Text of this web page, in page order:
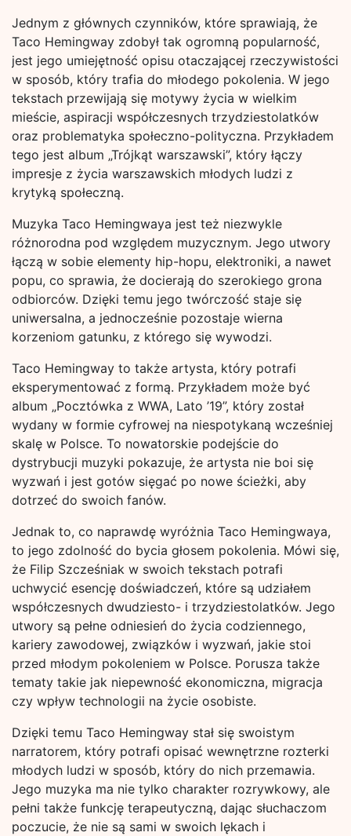
Jednym z głównych czynników, które sprawiają, że
Taco Hemingway zdobył tak ogromną popularność,
jest jego umiejętność opisu otaczającej rzeczywistości
w sposób, który trafia do młodego pokolenia. W jego
tekstach przewijają się motywy życia w wielkim
mieście, aspiracji współczesnych trzydziestolatków
oraz problematyka społeczno-polityczna. Przykładem
tego jest album „Trójkąt warszawski”, który łączy
impresje z życia warszawskich młodych ludzi z
krytyką społeczną.
Muzyka Taco Hemingwaya jest też niezwykle
różnorodna pod względem muzycznym. Jego utwory
łączą w sobie elementy hip-hopu, elektroniki, a nawet
popu, co sprawia, że docierają do szerokiego grona
odbiorców. Dzięki temu jego twórczość staje się
uniwersalna, a jednocześnie pozostaje wierna
korzeniom gatunku, z którego się wywodzi.
Taco Hemingway to także artysta, który potrafi
eksperymentować z formą. Przykładem może być
album „Pocztówka z WWA, Lato ’19”, który został
wydany w formie cyfrowej na niespotykaną wcześniej
skalę w Polsce. To nowatorskie podejście do
dystrybucji muzyki pokazuje, że artysta nie boi się
wyzwań i jest gotów sięgać po nowe ścieżki, aby
dotrzeć do swoich fanów.
Jednak to, co naprawdę wyróżnia Taco Hemingwaya,
to jego zdolność do bycia głosem pokolenia. Mówi się,
że Filip Szcześniak w swoich tekstach potrafi
uchwycić esencję doświadczeń, które są udziałem
współczesnych dwudziesto- i trzydziestolatków. Jego
utwory są pełne odniesień do życia codziennego,
kariery zawodowej, związków i wyzwań, jakie stoi
przed młodym pokoleniem w Polsce. Porusza także
tematy takie jak niepewność ekonomiczna, migracja
czy wpływ technologii na życie osobiste.
Dzięki temu Taco Hemingway stał się swoistym
narratorem, który potrafi opisać wewnętrzne rozterki
młodych ludzi w sposób, który do nich przemawia.
Jego muzyka ma nie tylko charakter rozrywkowy, ale
pełni także funkcję terapeutyczną, dając słuchaczom
poczucie, że nie są sami w swoich lękach i